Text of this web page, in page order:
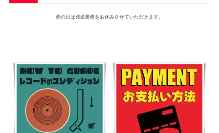
赤の日は発送業務をお休みさせていただきます。